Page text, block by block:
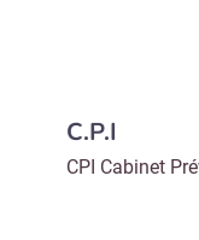
C.P.I
CPI Cabinet